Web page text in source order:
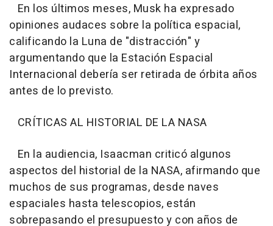
En los últimos meses, Musk ha expresado
opiniones audaces sobre la política espacial,
calificando la Luna de "distracción" y
argumentando que la Estación Espacial
Internacional debería ser retirada de órbita años
antes de lo previsto.
CRÍTICAS AL HISTORIAL DE LA NASA
En la audiencia, Isaacman criticó algunos
aspectos del historial de la NASA, afirmando que
muchos de sus programas, desde naves
espaciales hasta telescopios, están
sobrepasando el presupuesto y con años de